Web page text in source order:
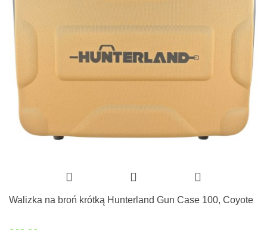
Walizka na broń krótką Hunterland Gun Case 100, Coyote